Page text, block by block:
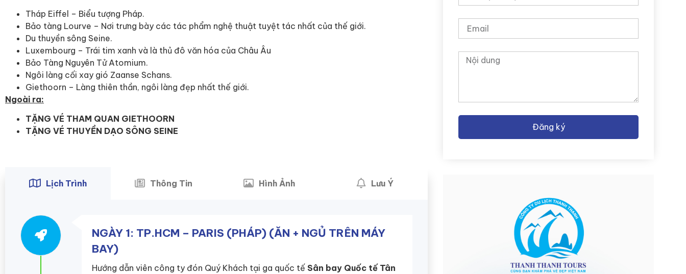
Tháp Eiffel – Biểu tượng Pháp.
Bảo tàng Lourve – Nơi trưng bày các tác phẩm nghệ thuật tuyệt tác nhất của thế giới.
Du thuyền sông Seine.
Luxembourg – Trái tim xanh và là thủ đô văn hóa của Châu Âu
Bảo Tàng Nguyên Tử Atomium.
Ngôi làng cối xay gió Zaanse Schans.
Giethoorn – Làng thiên thần, ngôi làng đẹp nhất thế giới.
Ngoài ra:
TẶNG VÉ THAM QUAN GIETHOORN
TẶNG VÉ THUYỀN DẠO SÔNG SEINE
Lịch Trình Thông Tin Hình Ảnh Lưu Ý
NGÀY 1: TP.HCM – PARIS (PHÁP) (ĂN + NGỦ TRÊN MÁY
BAY)
Hướng dẫn viên công ty đón Quý Khách tại ga quốc tế Sân bay Quốc tế Tân
Đăng ký